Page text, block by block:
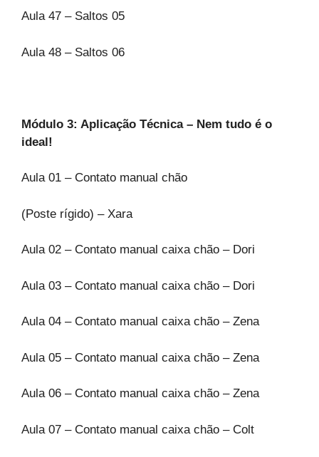
Aula 47 – Saltos 05
Aula 48 – Saltos 06
Módulo 3: Aplicação Técnica – Nem tudo é o
ideal!
Aula 01 – Contato manual chão
(Poste rígido) – Xara
Aula 02 – Contato manual caixa chão – Dori
Aula 03 – Contato manual caixa chão – Dori
Aula 04 – Contato manual caixa chão – Zena
Aula 05 – Contato manual caixa chão – Zena
Aula 06 – Contato manual caixa chão – Zena
Aula 07 – Contato manual caixa chão – Colt